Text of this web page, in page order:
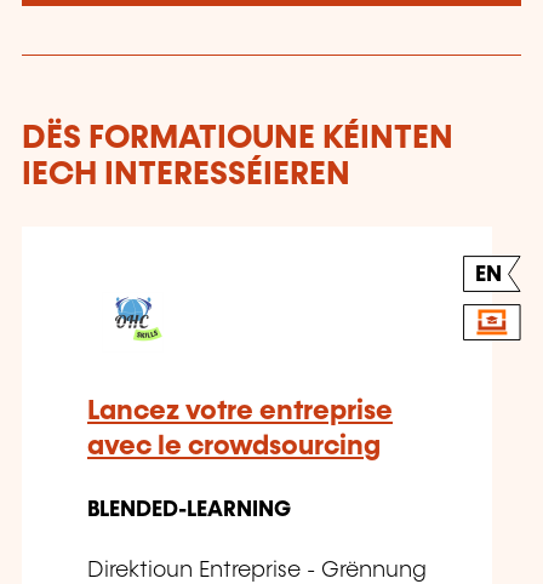
DËS FORMATIOUNE KÉINTEN
IECH INTERESSÉIEREN
EN
Lancez votre entreprise
avec le crowdsourcing
BLENDED-LEARNING
Direktioun Entreprise - Grënnung